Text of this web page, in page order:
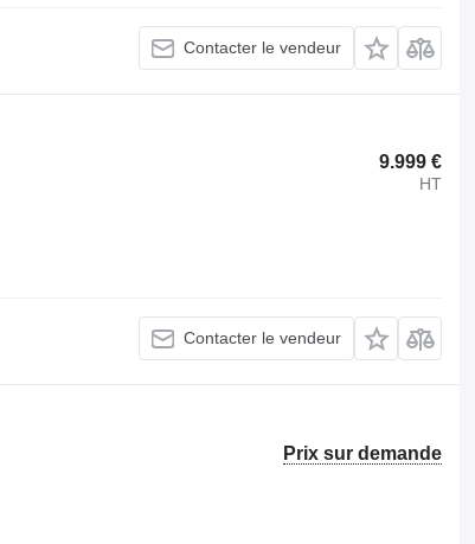
Contacter le vendeur
9.999 €
HT
Contacter le vendeur
Prix sur demande